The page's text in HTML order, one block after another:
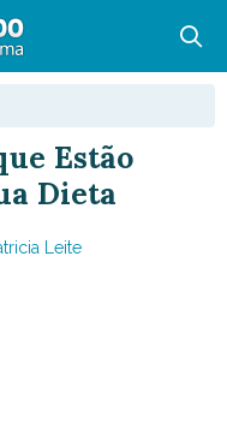
Estão
Dieta
Leite